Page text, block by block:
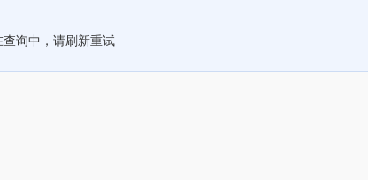
查询中，请刷新重试